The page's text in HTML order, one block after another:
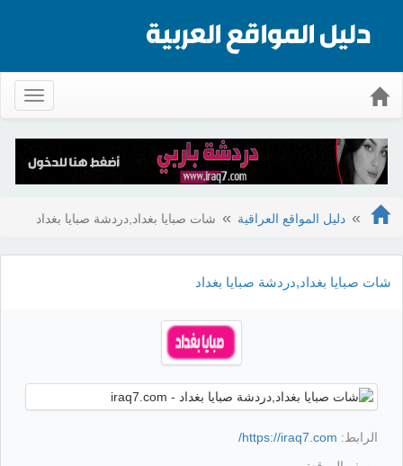
دليل المواقع العراقية شات صبايا بغداد,دردشة صبايا بغداد
شات صبايا بغداد,دردشة صبايا بغداد
الرابط: https://iraq7.com/